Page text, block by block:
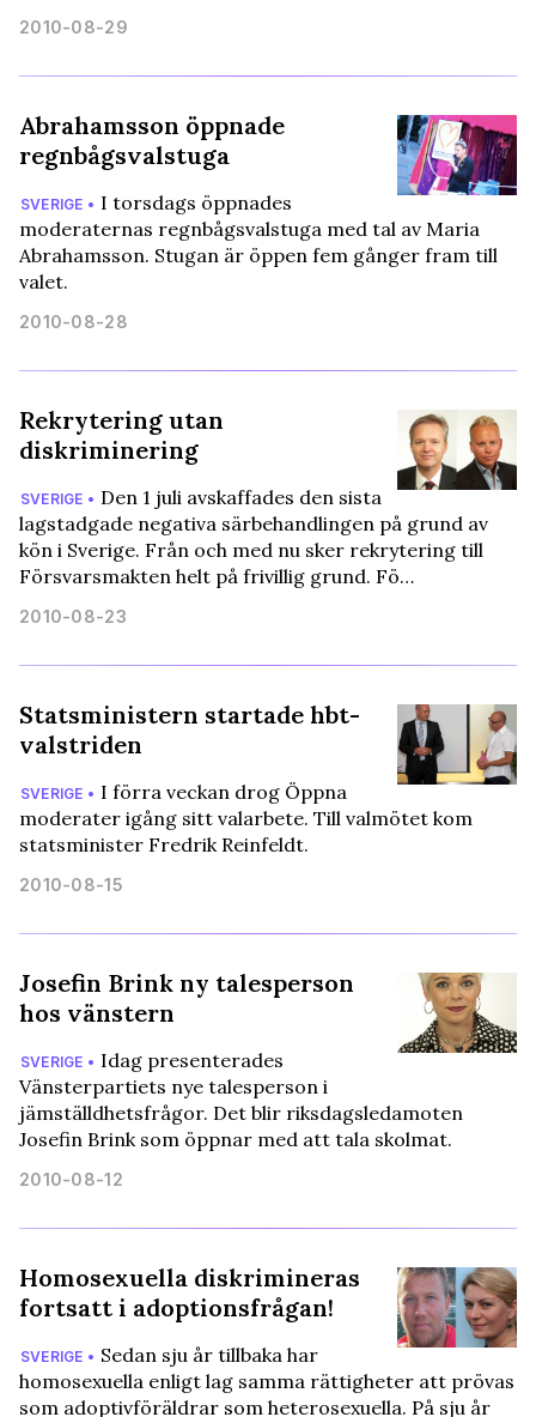
2010-08-29
Abrahamsson öppnade
regnbågsvalstuga
SVERIGE • I torsdags öppnades
moderaternas regnbågsvalstuga med tal av Maria
Abrahamsson. Stugan är öppen fem gånger fram till
valet.
2010-08-28
Rekrytering utan
diskriminering
SVERIGE • Den 1 juli avskaffades den sista
lagstadgade negativa särbehandlingen på grund av
kön i Sverige. Från och med nu sker rekrytering till
Försvarsmakten helt på frivillig grund. Fö…
2010-08-23
Statsministern startade hbt-
valstriden
SVERIGE • I förra veckan drog Öppna
moderater igång sitt valarbete. Till valmötet kom
statsminister Fredrik Reinfeldt.
2010-08-15
Josefin Brink ny talesperson
hos vänstern
SVERIGE • Idag presenterades
Vänsterpartiets nye talesperson i
jämställdhetsfrågor. Det blir riksdagsledamoten
Josefin Brink som öppnar med att tala skolmat.
2010-08-12
Homosexuella diskrimineras
fortsatt i adoptionsfrågan!
SVERIGE • Sedan sju år tillbaka har
homosexuella enligt lag samma rättigheter att prövas
som adoptivföräldrar som heterosexuella. På sju år